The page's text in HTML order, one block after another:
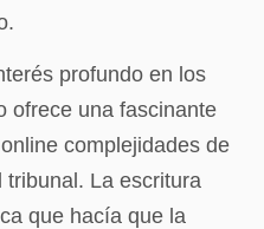
profundo en los
ofrece una fascinante
complejidades de
La escritura
que hacía que la